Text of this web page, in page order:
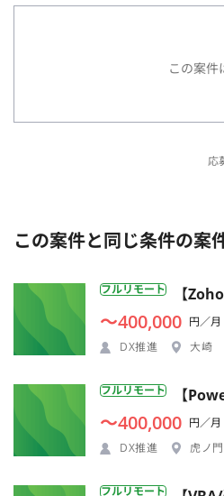
この案件
応
この案件と同じ条件の案
フルリモート 【
〜400,000 円／月
DX推進
大崎
フルリモート 【
〜400,000 円／月
DX推進
虎ノ
フルリモート